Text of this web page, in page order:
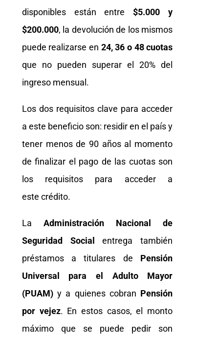
disponibles están entre$5.000 y
$200.000, la devolución de los mismos
puede realizarse en 24, 36 o 48 cuotas
que no pueden superar el 20% del
ingreso mensual.
Los dos requisitos clave para acceder
a este beneficio son: residir en el país y
tener menos de 90 años al momento
de finalizar el pago de las cuotas son
los requisitos para acceder a
este crédito.
La Administración Nacional de
Seguridad Socialentrega también
préstamos a titulares de Pensión
Universal para el Adulto Mayor
(PUAM)y a quienes cobran Pensión
por vejez. En estos casos, el monto
máximo que se puede pedir son